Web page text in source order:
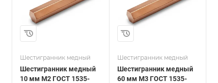
Шестигранник медный
Шестигранник медный
10 мм М2 ГОСТ 1535-
ГОСТ 1535-2006
Маркировка
ДШГПП
Шестигранник медный
Шестигранник медный
60 мм М3 ГОСТ 1535-
ГОСТ 1535-2006
Маркировка
ДШГПП